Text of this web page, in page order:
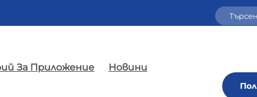
За Приложение Новини